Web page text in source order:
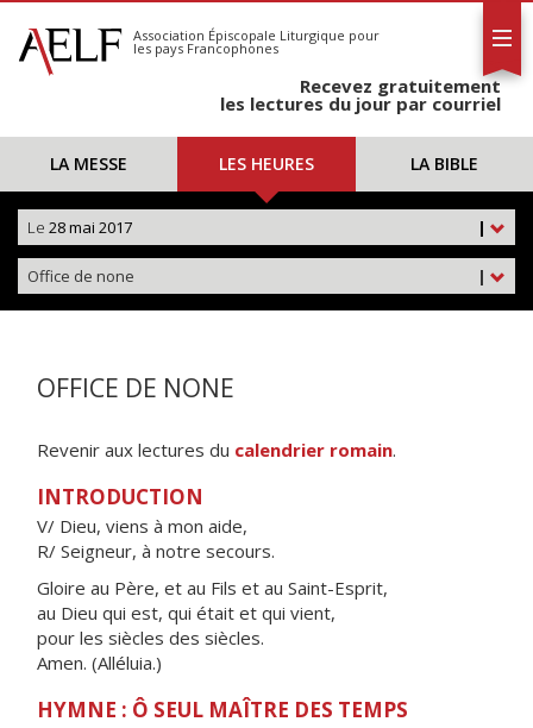
S'abonner
Calendrier
Association Épiscopale Liturgique pour
les pays Francophones
Recevez gratuitement
les lectures du jour par courriel
LA MESSE LES HEURES LA BIBLE
|
Le 28 mai 2017
|
Office de none
OFFICE DE NONE
Revenir aux lectures du calendrier romain.
INTRODUCTION
V/ Dieu, viens à mon aide,
R/ Seigneur, à notre secours.
Gloire au Père, et au Fils et au Saint-Esprit,
au Dieu qui est, qui était et qui vient,
pour les siècles des siècles.
Amen. (Alléluia.)
HYMNE : Ô SEUL MAÎTRE DES TEMPS